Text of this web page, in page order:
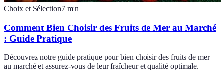
Choix et Sélection7 min
Comment Bien Choisir des Fruits de Mer au Marché
: Guide Pratique
Découvrez notre guide pratique pour bien choisir des fruits de mer
au marché et assurez-vous de leur fraîcheur et qualité optimale.